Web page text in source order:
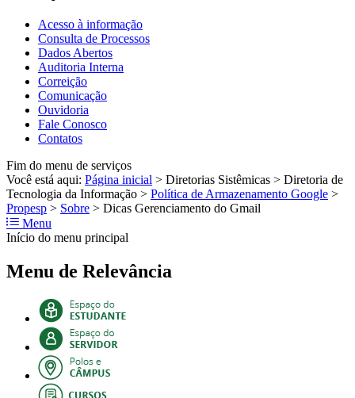
Acesso à informação
Consulta de Processos
Dados Abertos
Auditoria Interna
Correição
Comunicação
Ouvidoria
Fale Conosco
Contatos
Fim do menu de serviços
Você está aqui: Página inicial > Diretorias Sistêmicas > Diretoria de
Tecnologia da Informação > Política de Armazenamento Google >
Propesp > Sobre > Dicas Gerenciamento do Gmail
Menu
Início do menu principal
Menu de Relevância